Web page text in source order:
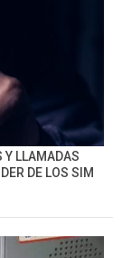
Y LLAMADAS
DE LOS SIM